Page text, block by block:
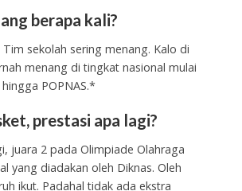
berapa kali?
Tim sekolah sering menang. Kalo di
menang di tingkat nasional mulai
POPNAS.*
prestasi apa lagi?
juara 2 pada Olimpiade Olahraga
yang diadakan oleh Diknas. Oleh
ikut. Padahal tidak ada ekstra